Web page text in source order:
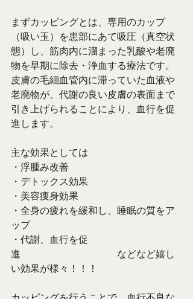
まずカッピングとは、専用のカップ
（吸い玉）を患部にあて吸圧（真空状
態）し、筋肉内に溜まった乳酸や老廃
物を早期に除去・浄血する療法です。
皮膚の毛細血管内に滞っていた血液や
老廃物が、代謝の良い皮膚の表面まで
引き上げられることにより、血行を促
進します。
主な効果としては
・浮腫み改善
・デトックス効果
・美容痩身効果
・全身の疲れを緩和し、睡眠の質をア
ップ
・代謝、血行を促
進　　　　　　　　　　などなど嬉し
い効果が様々！！！